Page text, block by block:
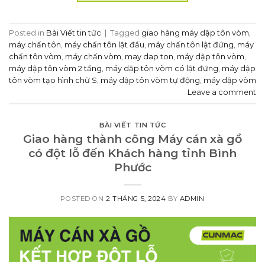
Posted in Bài Viết tin tức Tagged giao hàng máy dập tôn vòm
máy chấn tôn máy chấn tôn lật đầu máy chấn tôn lật đứng máy
chấn tôn vòm máy chấn vòm may dap ton máy dập tôn vòm
máy dập tôn vòm 2 tầng máy dập tôn vòm có lật đứng máy dập
tôn vòm tạo hình chữ S máy dập tôn vòm tự động máy dập vòm
Leave a comment
BÀI VIẾT TIN TỨC
Giao hàng thành công Máy cán xà gồ
có đột lỗ đến Khách hàng tỉnh Bình
Phước
POSTED ON2 THÁNG 5, 2024 BY ADMIN